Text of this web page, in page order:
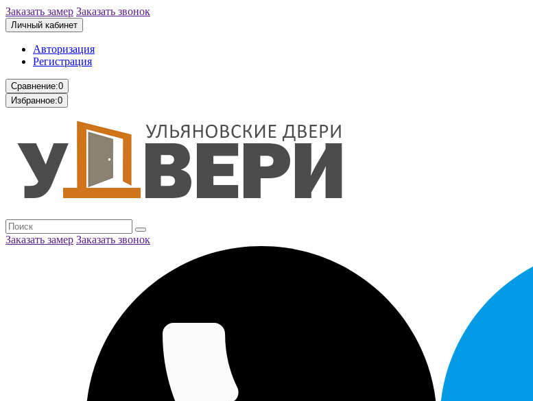
Заказать замер Заказать звонок
Личный кабинет
Авторизация
Регистрация
Сравнение:0
Избранное:0
Заказать замер Заказать звонок